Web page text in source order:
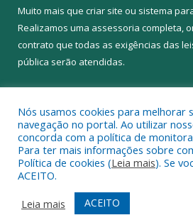
Muito mais que criar site ou sistema
Realizamos uma assessoria completa,
contrato que todas as exigências das
pública serão atendidas.
Todos os direitos reservados a
Mapa do Site
Acessar Área
Acessar Webmail
Nós usamos cookies para melhorar
navegação no portal. Ao utilizar
concorda com a política de
Para ter mais informações sobre
Política de cookies (Leia mais). Se
ACEITO.
Leia mais
ACEITO